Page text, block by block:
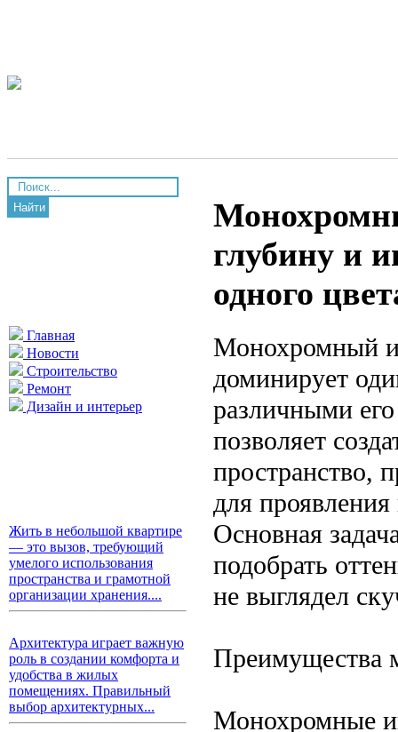
Найти
Главная
Новости
Строительство
Ремонт
Дизайн и интерьер
Жить в небольшой квартире
— это вызов, требующий
умелого использования
пространства и грамотной
организации хранения....
Архитектура играет важную
роль в создании комфорта и
удобства в жилых
помещениях. Правильный
выбор архитектурных...
глубину и
одного
Монохромный
доминирует
различными
позволяет
пространство,
для
Основная
подобрать
не выглядел
Преимущества
Монохромные